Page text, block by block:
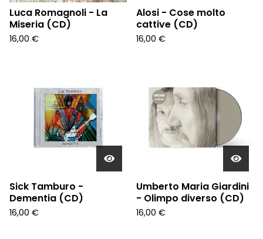
Luca Romagnoli - La
Miseria (CD)
16,00 €
Alosi - Cose molto
cattive (CD)
16,00 €
Sick Tamburo -
Dementia (CD)
16,00 €
Umberto Maria Giardini
- Olimpo diverso (CD)
16,00 €